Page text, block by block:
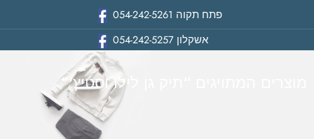
פתח תקוה 054-242-5261
אשקלון054-242-5257
מוצרים המתויגים “תיק גן לילו וסטיץ'”